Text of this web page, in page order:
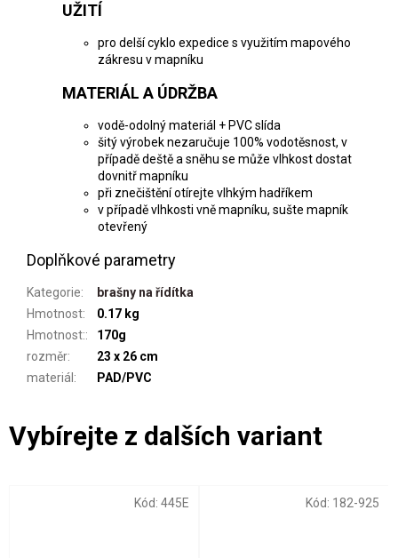
UŽITÍ
pro delší cyklo expedice s využitím mapového
zákresu v mapníku
MATERIÁL A ÚDRŽBA
vodě-odolný materiál + PVC slída
šitý výrobek nezaručuje 100% vodotěsnost, v
případě deště a sněhu se může vlhkost dostat
dovnitř mapníku
při znečištění otírejte vlhkým hadříkem
v případě vlhkosti vně mapníku, sušte mapník
otevřený
Doplňkové parametry
Kategorie:
brašny na řídítka
Hmotnost:
0.17 kg
Hmotnost::
170g
rozměr:
23 x 26 cm
materiál : PAD/PVC
Kód: 445E Kód: 182-925